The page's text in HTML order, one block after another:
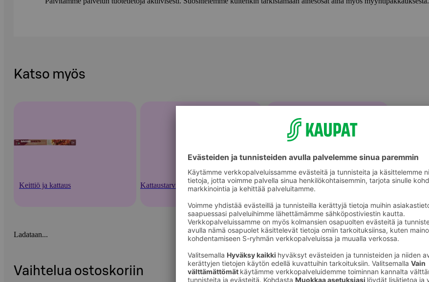
Katso myös
Keittiö ja kattaus Kattaustarvikkeet ja kertakäyttökattaus Pöytätabletit
Ladataan...
Vaihtelua ostoskoriin